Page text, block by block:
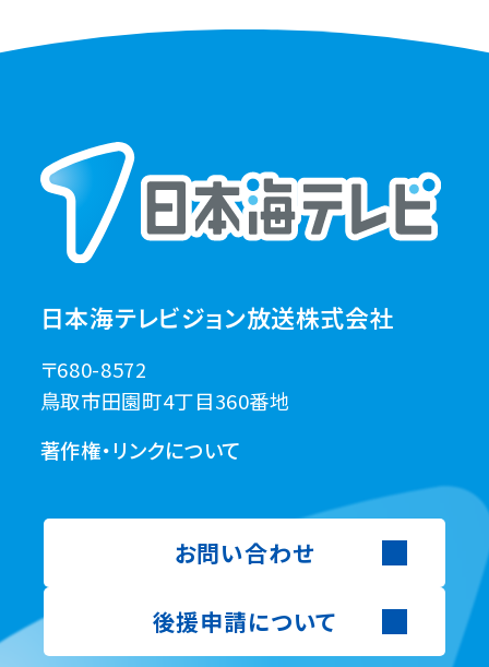
日本海テレビジョン放送株式会社
〒680-8572
鳥取市田園町4丁目360番地
著作権・リンクについて
お問い合わせ
後援申請について